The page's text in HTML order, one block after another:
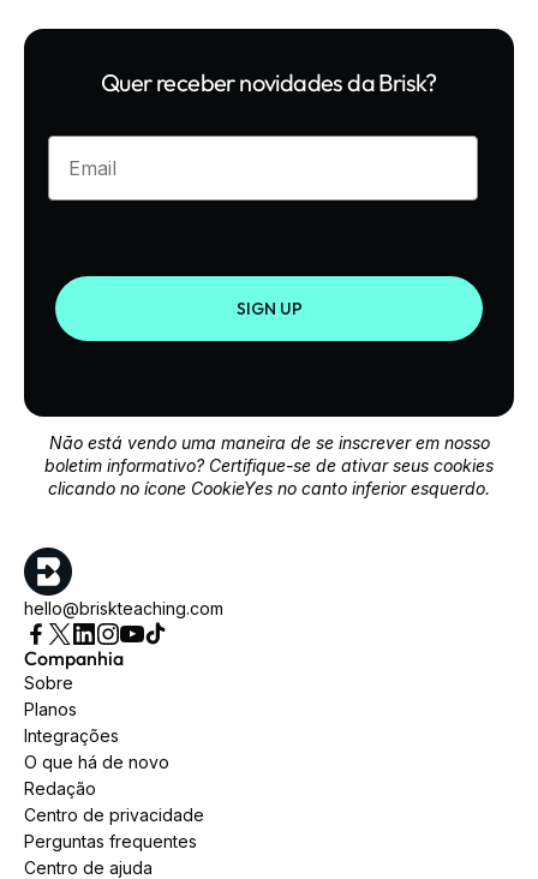
Quer receber novidades da Brisk?
Enter your email
SIGN UP
Não está vendo uma maneira de se inscrever em nosso
boletim informativo? Certifique-se de ativar seus cookies
clicando no ícone CookieYes no canto inferior esquerdo.
hello@briskteaching.com
Companhia
Sobre
Planos
Integrações
O que há de novo
Redação
Centro de privacidade
Perguntas frequentes
Centro de ajuda